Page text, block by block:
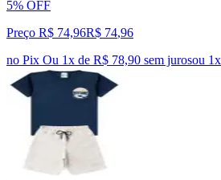
5% OFF
Preço R$ 74,96R$ 74,96
no Pix Ou 1x de R$ 78,90 sem jurosou 1